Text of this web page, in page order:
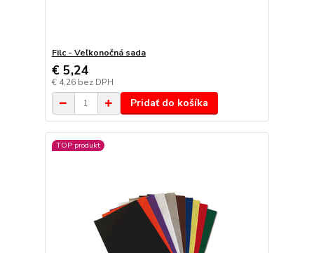
Filc - Veľkonočná sada
€ 5,24
€ 4,26 bez DPH
Pridať do košíka
TOP produkt